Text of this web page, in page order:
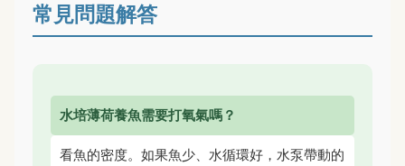
常見問題解答
水培薄荷養魚需要打氧氣嗎？
看魚的密度。如果魚少、水循環好，水泵帶動的